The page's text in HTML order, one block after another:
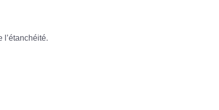
l’étanchéité.